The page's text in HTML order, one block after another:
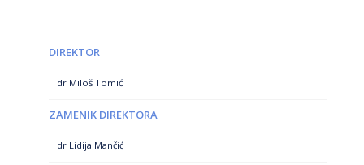
DIREKTOR
dr Miloš Tomić
ZAMENIK DIREKTORA
dr Lidija Mančić